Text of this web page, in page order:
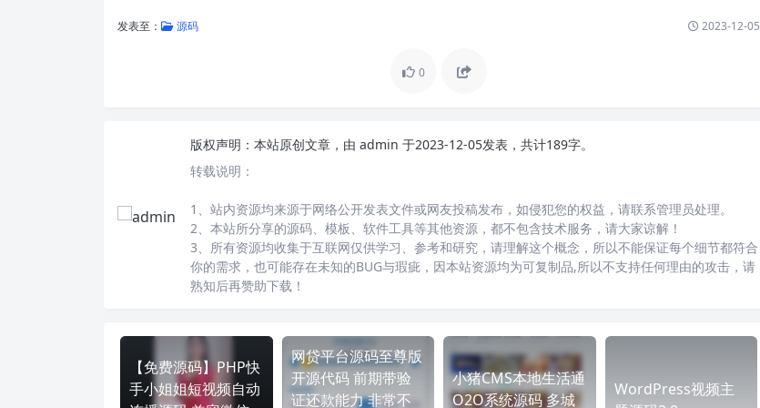
发表至： 源码 2023-12-05
0
版权声明： 本站原创文章，由 admin 于2023-12-05发表，共计189字。
转载说明：
1、站内资源均来源于网络公开发表文件或网友投稿发布，如侵犯您的权益，请联系管理员处理。
2、本站所分享的源码、模板、软件工具等其他资源，都不包含技术服务，请大家谅解！
3、所有资源均收集于互联网仅供学习、参考和研究，请理解这个概念，所以不能保证每个细节都符合
你的需求，也可能存在未知的BUG与瑕疵，因本站资源均为可复制品,所以不支持任何理由的攻击，请
熟知后再赞助下载！
【免费源码】PHP快
手小姐姐短视频自动
网贷平台源码至尊版
开源代码 前期带验
证还款能力 非常不
小猪CMS本地生活通
O2O系统源码 多城
WordPress视频主